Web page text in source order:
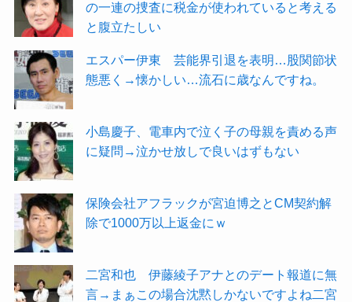
の一連の捜査に税金が使われていると考える
と腹立たしい
エスパー伊東 芸能界引退を表明…股関節状
態悪く→懐かしい…流石に歳なんですね。
小島慶子、電車内で泣く子の母親を責める声
に疑問→泣かせ放しで良いはずもない
保険会社アフラックが宮迫博之とCM契約解
除で1000万以上返金にｗ
二宮和也 伊藤綾子アナとのデート報道に無
言→まぁこの場合沈黙しかないですよね二宮